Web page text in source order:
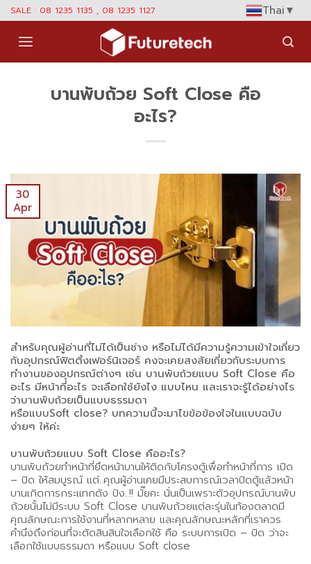
Skip
content
SALE : 08 1235 1135 , 08 1235 1127 Thai▼
บานพับถ้วย Soft Close คือ
อะไร?
30
Apr
สำหรับคุณผู้อ่านที่ไม่ได้เป็นช่าง หรือไม่ได้มีความรู้ความเข้าใจเกี่ยว
กับอุปกรณ์ฟิตติ้งเฟอร์นิเจอร์ คงจะเคยสงสัยเกี่ยวกับระบบการ
ทำงานของอุปกรณ์ต่างๆ เช่น บานพับถ้วยแบบ Soft Close คือ
อะไร มีหน้าที่อะไร จะเลือกใช้ยังไง แบบไหน และเราจะรู้ได้อย่างไร
ว่าบานพับถ้วยเป็นแบบธรรมดา
หรือแบบSoft close? บทความนี้จะมาไขข้อข้องใจในแบบฉบับ
ง่ายๆ ให้ค่ะ
บานพับถ้วยแบบ Soft Close คืออะไร?
บานพับถ้วยทำหน้าที่ยึดหน้าบานให้ติดกับโครงตู้เพื่อทำหน้าที่การ เปิด
– ปิด ให้สมบูรณ์ แต่..คุณผู้อ่านเคยมีประสบการณ์เวลาปิดตู้แล้วหน้า
บานเกิดการกระแทกดัง ปัง..!! มั๊ยคะ นั่นเป็นเพราะตัวอุปกรณ์บานพับ
ถ้วยนั้นไม่มีระบบ Soft Close บานพับถ้วยแต่ละรุ่นในท้องตลาดมี
คุณลักษณะการใช้งานที่หลากหลาย และคุณลักษณะหลักที่เราควร
คำนึงถึงก่อนที่จะตัดสินสินใจเลือกใช้ คือ ระบบการเปิด – ปิด ว่าจะ
เลือกใช้แบบธรรมดา หรือแบบ Soft close